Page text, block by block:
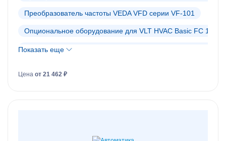
Преобразователь частоты VEDA VFD серии VF-101
Опциональное оборудование для VLT HVAC Basic FC 101
Опциональное оборудование для VLT Micro Drive FC 51
Показать еще
Цена от 21 462 ₽